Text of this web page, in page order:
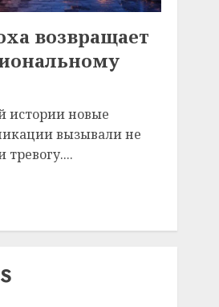
возвращает
истории новые
вызывали не
тревогу....